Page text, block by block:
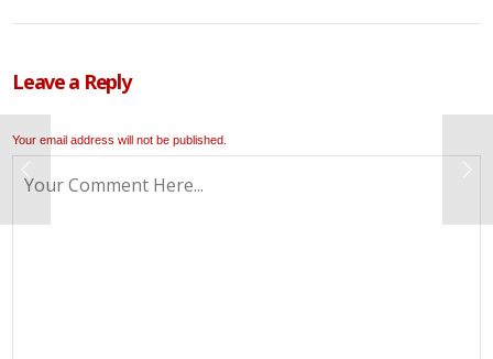
Leave a Reply
Your email address will not be published.